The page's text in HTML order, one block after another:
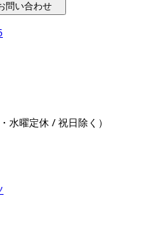
問い合わせ
水曜定休 / 祝日除く）